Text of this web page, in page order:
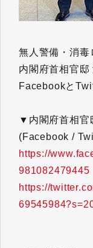
無人警備・消毒
内閣府首相官
Facebookと
▼内閣府首相官
(Facebook /
https://
981082479445
https://